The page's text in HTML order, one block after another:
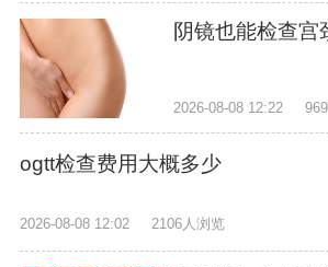
阴镜也能检查宫
2026-08-08 12:22
ogtt检查费用大概多少
2026-08-08 12:02 2106人浏览